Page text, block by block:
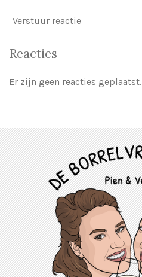
Verstuur reactie
Reacties
Er zijn geen reacties geplaatst.